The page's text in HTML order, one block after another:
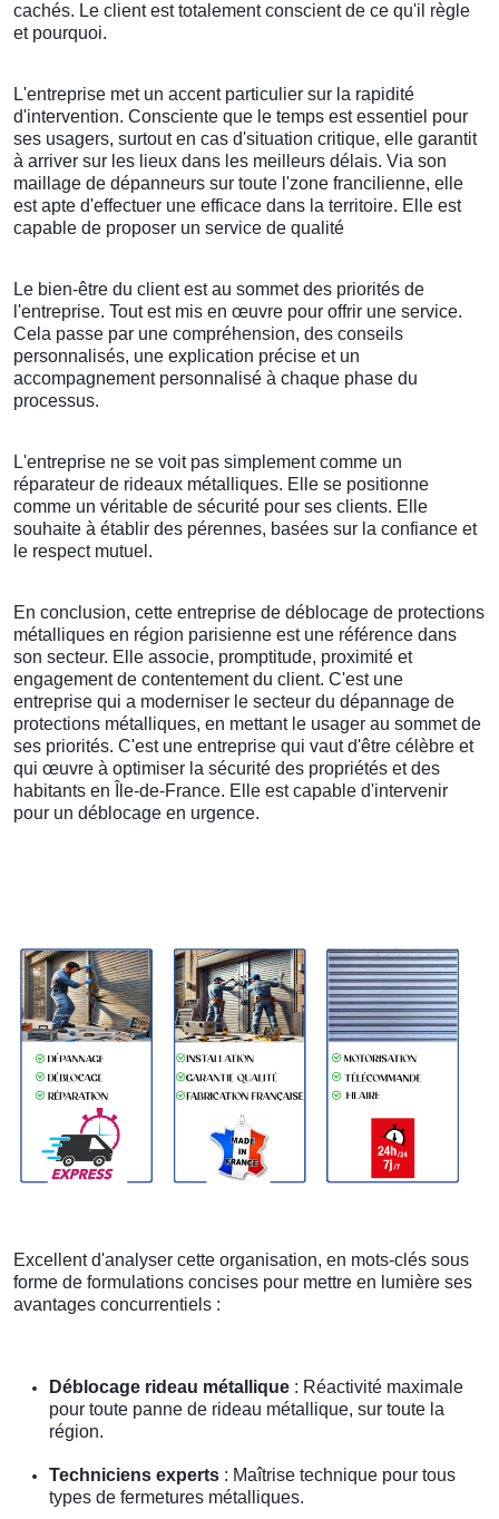
cachés. Le client est totalement conscient de ce qu'il règle
et pourquoi.
L'entreprise met un accent particulier sur la rapidité
d'intervention. Consciente que le temps est essentiel pour
ses usagers, surtout en cas d'situation critique, elle garantit
à arriver sur les lieux dans les meilleurs délais. Via son
maillage de dépanneurs sur toute l'zone francilienne, elle
est apte d'effectuer une efficace dans la territoire. Elle est
capable de proposer un service de qualité
Le bien-être du client est au sommet des priorités de
l'entreprise. Tout est mis en œuvre pour offrir une service.
Cela passe par une compréhension, des conseils
personnalisés, une explication précise et un
accompagnement personnalisé à chaque phase du
processus.
L'entreprise ne se voit pas simplement comme un
réparateur de rideaux métalliques. Elle se positionne
comme un véritable de sécurité pour ses clients. Elle
souhaite à établir des pérennes, basées sur la confiance et
le respect mutuel.
En conclusion, cette entreprise de déblocage de protections
métalliques en région parisienne est une référence dans
son secteur. Elle associe, promptitude, proximité et
engagement de contentement du client. C'est une
entreprise qui a moderniser le secteur du dépannage de
protections métalliques, en mettant le usager au sommet de
ses priorités. C'est une entreprise qui vaut d'être célèbre et
qui œuvre à optimiser la sécurité des propriétés et des
habitants en Île-de-France. Elle est capable d'intervenir
pour un déblocage en urgence.
Excellent d'analyser cette organisation, en mots-clés sous
forme de formulations concises pour mettre en lumière ses
avantages concurrentiels :
Déblocage rideau métallique : Réactivité maximale
pour toute panne de rideau métallique, sur toute la
région.
Techniciens experts : Maîtrise technique pour tous
types de fermetures métalliques.